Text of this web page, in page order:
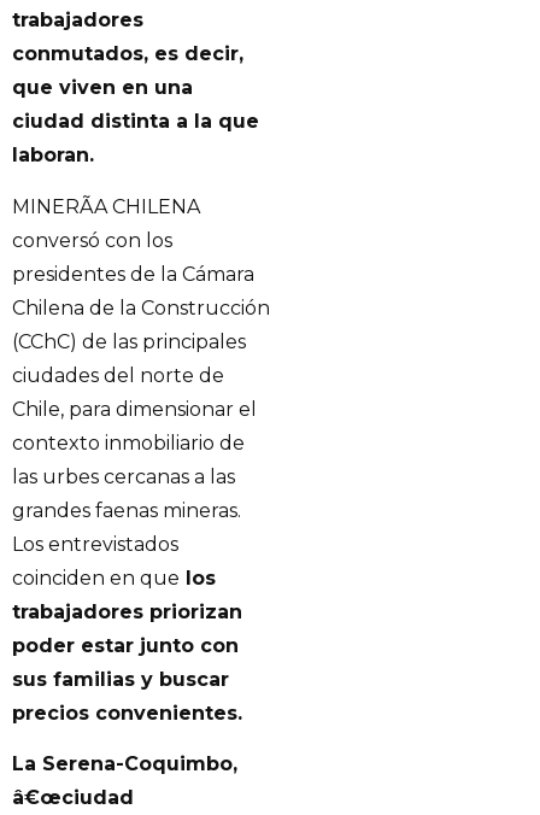
trabajadores
conmutados, es decir,
que viven en una
ciudad distinta a la que
laboran.
MINERÃA CHILENA
conversó con los
presidentes de la Cámara
Chilena de la Construcción
(CChC) de las principales
ciudades del norte de
Chile, para dimensionar el
contexto inmobiliario de
las urbes cercanas a las
grandes faenas mineras.
Los entrevistados
coinciden en que los
trabajadores priorizan
poder estar junto con
sus familias y buscar
precios convenientes.
La Serena-Coquimbo,
â€œciudad